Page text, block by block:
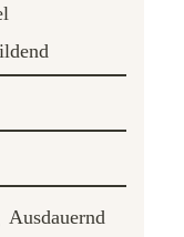
Ausdauernd